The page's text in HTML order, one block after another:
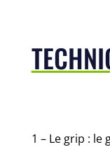
1 – Le grip :